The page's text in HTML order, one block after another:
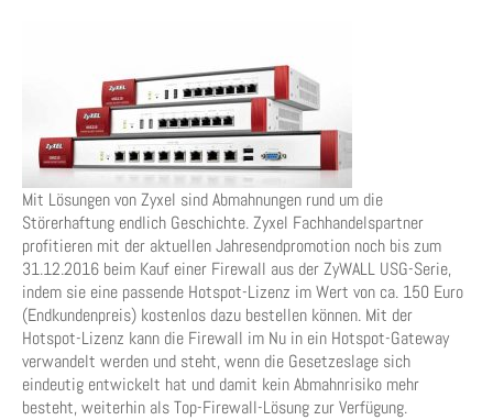
Mit Lösungen von Zyxel sind Abmahnungen rund um die
Störerhaftung endlich Geschichte. Zyxel Fachhandelspartner
profitieren mit der aktuellen Jahresendpromotion noch bis zum
31.12.2016 beim Kauf einer Firewall aus der ZyWALL USG-Serie,
indem sie eine passende Hotspot-Lizenz im Wert von ca. 150 Euro
(Endkundenpreis) kostenlos dazu bestellen können. Mit der
Hotspot-Lizenz kann die Firewall im Nu in ein Hotspot-Gateway
verwandelt werden und steht, wenn die Gesetzeslage sich
eindeutig entwickelt hat und damit kein Abmahnrisiko mehr
besteht, weiterhin als Top-Firewall-Lösung zur Verfügung.